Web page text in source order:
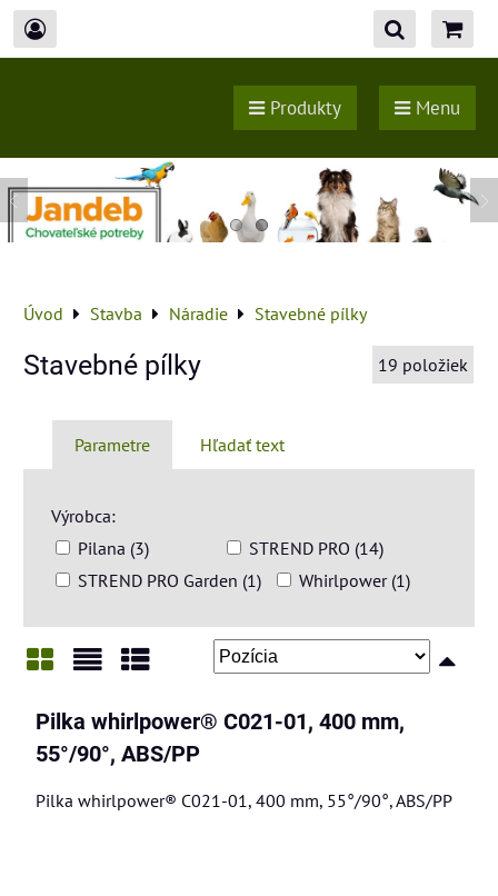
Produkty Menu
Úvod Stavba Náradie Stavebné pílky
Stavebné pílky 19 položiek
Parametre Hľadať text
Výrobca:
Pilana (3)
STREND PRO (14)
STREND PRO Garden (1)
Whirlpower (1)
Pilka whirlpower® C021-01, 400 mm,
55°/90°, ABS/PP
Pilka whirlpower® C021-01, 400 mm, 55°/90°, ABS/PP